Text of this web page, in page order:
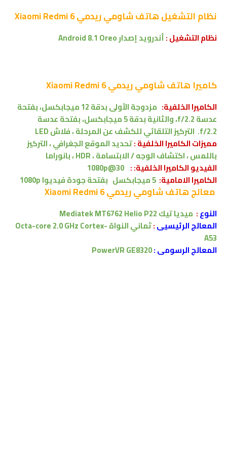
نظام التشغيلهاتف شاومي ريدمي Xiaomi Redmi 6
نظام التشغيل :أندرويد إصدارAndroid 8.1 Oreo
كاميرا هاتف شاومي ريدمي Xiaomi Redmi 6
الكاميرا الخلفية:
مزدوجة الأولى بدقة 12 ميجابكسل، بفتحة
عدسة f/2.2، والثانية بدقة 5 ميجابكسل، بفتحة عدسة
f/2.2. التركيز التلقائي للكشف عن المرحلة، فلاش LED
مميزات الكاميرا الخلفية :تحديد الموقع الجغرافي ، التركيز
باللمس ، اكتشاف الوجه / الابتسامة ، HDR ، بانوراما
الفيديو الكاميرا الخلفية: :
الكاميرا الامامية:
بفتحة جودة فيديوا 1080p
معالجهاتف شاومي ريدمي Xiaomi Redmi 6
النوع: ميديا تيك
المعالج الرئيسيى:ثماني النواةOcta-core 2.0 GHz Cortex-
A53
المعالج الرسومى :PowerVR GE8320